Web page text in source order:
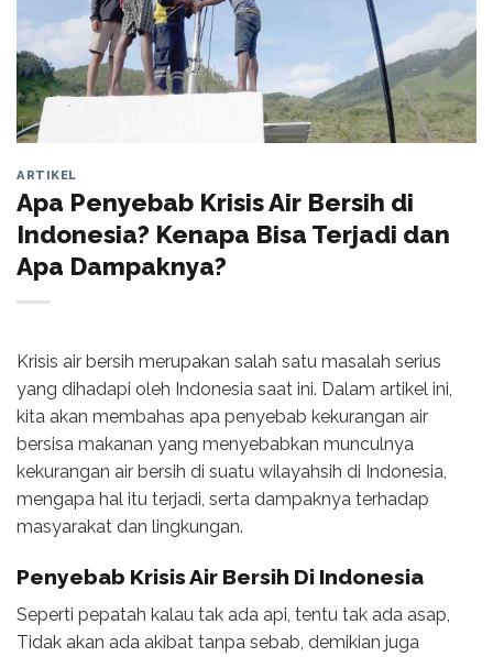
ARTIKEL
Apa Penyebab Krisis Air Bersih di
Indonesia? Kenapa Bisa Terjadi dan
Apa Dampaknya?
Krisis air bersih merupakan salah satu masalah serius
yang dihadapi oleh Indonesia saat ini. Dalam artikel ini,
kita akan membahas apa penyebab kekurangan air
bersisa makanan yang menyebabkan munculnya
kekurangan air bersih di suatu wilayahsih di Indonesia,
mengapa hal itu terjadi, serta dampaknya terhadap
masyarakat dan lingkungan.
Penyebab Krisis Air Bersih Di Indonesia
Seperti pepatah kalau tak ada api, tentu tak ada asap,
Tidak akan ada akibat tanpa sebab, demikian juga